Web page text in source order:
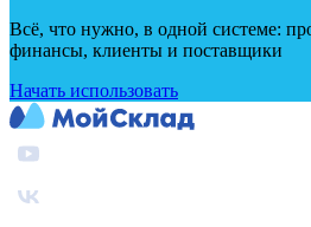
Всё, что нужно, в одной системе:
финансы, клиенты и поставщики
Начать использовать